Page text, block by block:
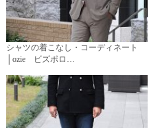
シャツの着こなし・コーディネート
│ozie ビズポロ…